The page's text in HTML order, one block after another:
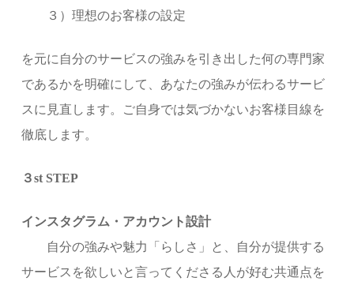
３）理想のお客様の設定
を元に自分のサービスの強みを引き出した何の専門家
であるかを明確にして、あなたの強みが伝わるサービ
スに見直します。ご自身では気づかないお客様目線を
徹底します。
３st STEP
インスタグラム・アカウント設計
自分の強みや魅力「らしさ」と、自分が提供する
サービスを欲しいと言ってくださる人が好む共通点を